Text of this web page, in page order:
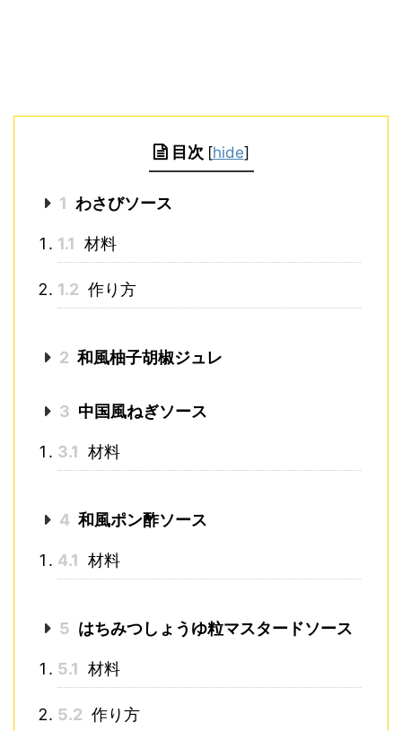
目次 [hide]
1 わさびソース
1.1 材料
1.2 作り方
2 和風柚子胡椒ジュレ
3 中国風ねぎソース
3.1 材料
4 和風ポン酢ソース
4.1 材料
5 はちみつしょうゆ粒マスタードソース
5.1 材料
5.2 作り方